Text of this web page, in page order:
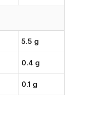
5.5 g
0.4 g
0.1 g